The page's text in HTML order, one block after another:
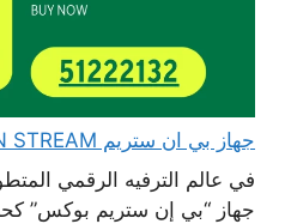
جهاز بي ان ستريم beIN STREAM الكويت مع اشتراك
في عالم الترفيه الرقمي
جهاز “بي إن ستريم بوكس”